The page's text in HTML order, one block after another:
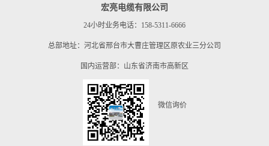
宏亮电缆有限公司
24小时业务电话：158-5311-6666
总部地址：河北省邢台市大曹庄管理区原农业三分公司
国内运营部：山东省济南市高新区
微信询价